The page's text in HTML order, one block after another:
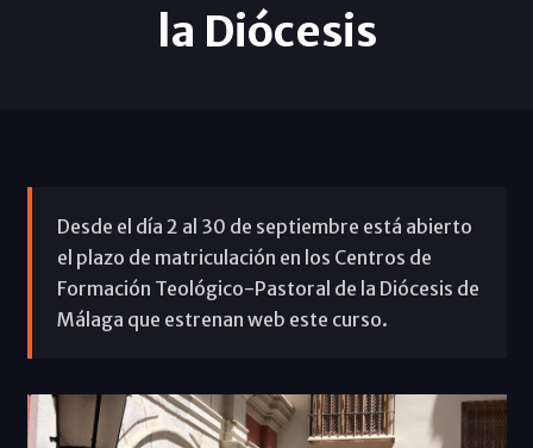
la Diócesis
Desde el día 2 al 30 de septiembre está abierto
el plazo de matriculación en los Centros de
Formación Teológico-Pastoral de la Diócesis de
Málaga que estrenan web este curso.